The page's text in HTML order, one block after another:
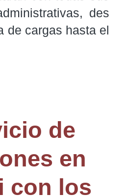
des
de cargas hasta el
de
en
con los